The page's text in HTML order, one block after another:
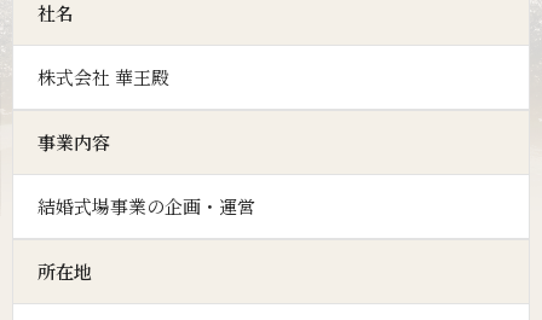
社名
株式会社 華王殿
事業内容
結婚式場事業の企画・運営
所在地